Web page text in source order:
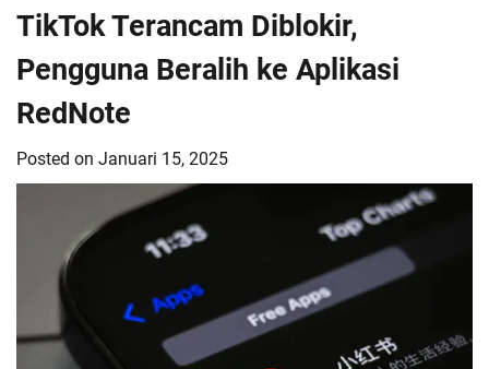
TikTok Terancam Diblokir,
Pengguna Beralih ke Aplikasi
RedNote
Posted on Januari 15, 2025